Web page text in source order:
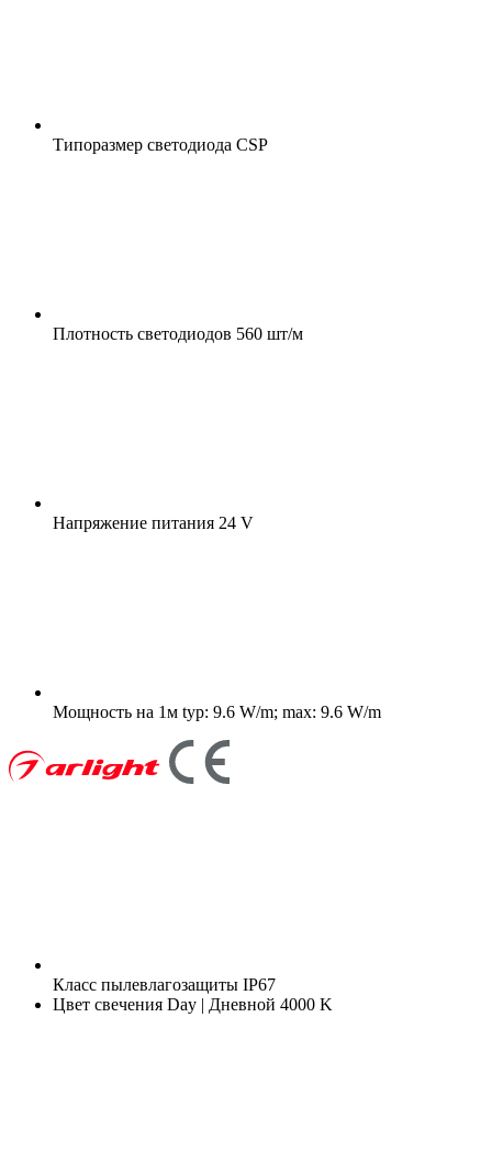
Типоразмер светодиода CSP
Плотность светодиодов 560 шт/м
Напряжение питания 24 V
Мощность на 1м typ: 9.6 W/m; max: 9.6 W/m
Класс пылевлагозащиты IP67
Цвет свечения Day | Дневной 4000 K